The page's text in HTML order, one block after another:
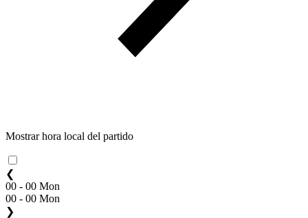
Mostrar hora local del partido
❮
00 - 00 Mon
00 - 00 Mon
❯